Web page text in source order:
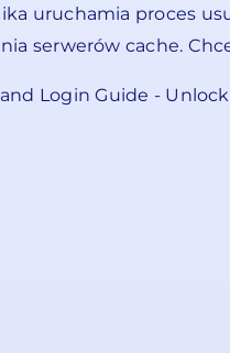
uruchamia proces
serwerów cache.